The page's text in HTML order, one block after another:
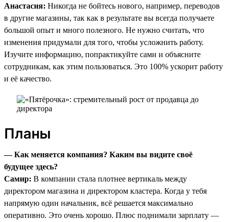
Анастасия: Никогда не бойтесь нового, например, переводов
в другие магазины, так как в результате вы всегда получаете
большой опыт и много полезного. Не нужно считать, что
изменения придумали для того, чтобы усложнить работу.
Изучите информацию, попрактикуйте сами и объясните
сотрудникам, как этим пользоваться. Это 100% ускорит работу
и её качество.
Планы
— Как меняется компания? Каким вы видите своё
будущее здесь?
Самир: В компании стала плотнее вертикаль между
директором магазина и директором кластера. Когда у тебя
напрямую один начальник, всё решается максимально
оперативно. Это очень хорошо. Плюс поднимали зарплату —